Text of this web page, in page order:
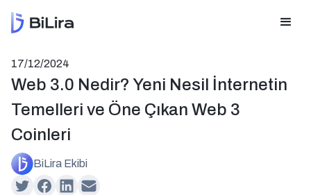
17/12/2024
Web 3.0 Nedir? Yeni Nesil İnternetin
Temelleri ve Öne Çıkan Web 3
Coinleri
BiLira Ekibi